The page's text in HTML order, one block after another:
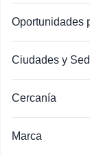
Oportunidades
Ciudades y
Cercanía
Marca